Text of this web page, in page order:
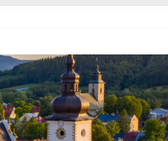
projektu zmiany miejscowego planu
planu zagospodarowania